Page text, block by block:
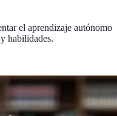
el aprendizaje autónomo
habilidades.